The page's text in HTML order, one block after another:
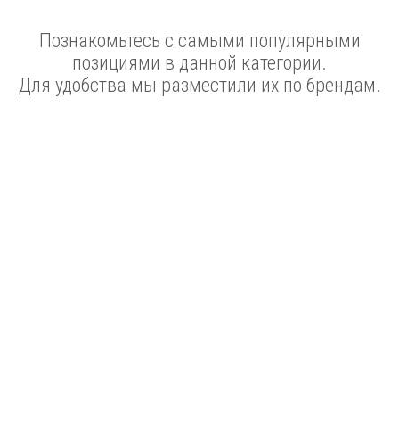
Познакомьтесь с самыми популярными
позициями в данной категории.
Для удобства мы разместили их по брендам.